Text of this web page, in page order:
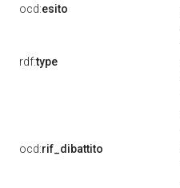
ocd:esito
rdf:type
ocd:rif_dibattito